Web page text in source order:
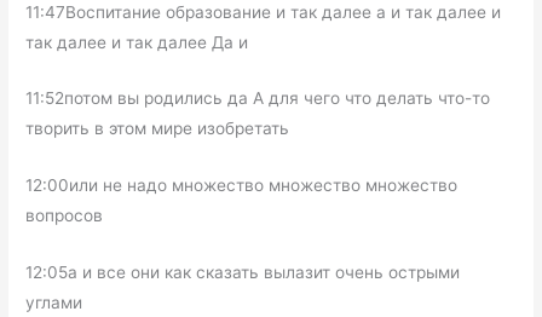
11:47Воспитание образование и так далее а и так далее и
так далее и так далее Да и
11:52потом вы родились да А для чего что делать что-то
творить в этом мире изобретать
12:00или не надо множество множество множество
вопросов
12:05а и все они как сказать вылазит очень острыми
углами